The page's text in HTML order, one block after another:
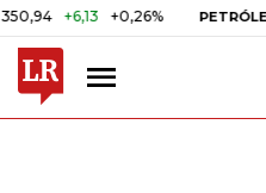
+6,13 +0,26% PETRÓLEO WTI